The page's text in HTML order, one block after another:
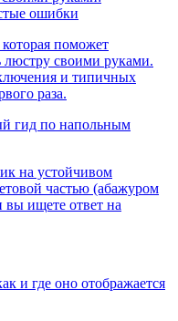
ошибки
поможет
люстру своими руками.
и типичных
раза.
гид по напольным
на устойчивом
частью (абажуром
ищете ответ на
и где оно отображается